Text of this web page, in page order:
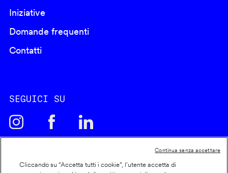
Iniziative
Domande frequenti
Contatti
SEGUICI SU
Cliccando su “Accetta tutti i cookie”, l'utente accetta di
Continua senza accettare